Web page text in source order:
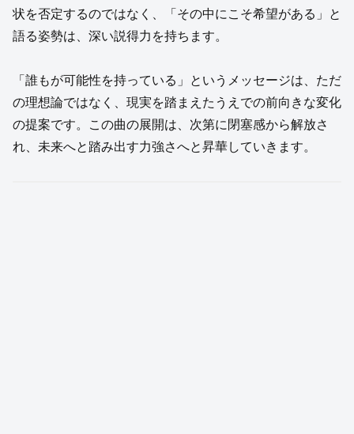
状を否定するのではなく、「その中にこそ希望がある」と
語る姿勢は、深い説得力を持ちます。
「誰もが可能性を持っている」というメッセージは、ただ
の理想論ではなく、現実を踏まえたうえでの前向きな変化
の提案です。この曲の展開は、次第に閉塞感から解放さ
れ、未来へと踏み出す力強さへと昇華していきます。